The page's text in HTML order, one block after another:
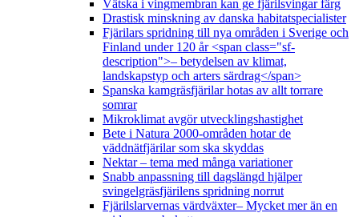
Vätska i vingmembran kan ge fjärilsvingar färg
Drastisk minskning av danska habitatspecialister
Fjärilars spridning till nya områden i Sverige och
Finland under 120 år <span class="sf-
description">– betydelsen av klimat,
landskapstyp och arters särdrag</span>
Spanska kamgräsfjärilar hotas av allt torrare
somrar
Mikroklimat avgör utvecklingshastighet
Bete i Natura 2000-områden hotar de
väddnätfjärilar som ska skyddas
Nektar – tema med många variationer
Snabb anpassning till dagslängd hjälper
svingelgräsfjärilens spridning norrut
Fjärilslarvernas värdväxter– Mycket mer än en